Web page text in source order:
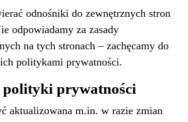
odnośniki do zewnętrznych stron
odpowiadamy za zasady
na tych stronach – zachęcamy do
politykami prywatności.
polityki prywatności
aktualizowana m.in. w razie zmian